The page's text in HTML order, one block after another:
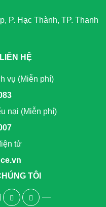
P. Hạc Thành, TP. Thanh
HỆ
vụ (Miễn phí)
nại (Miễn phí)
tử
TÔI